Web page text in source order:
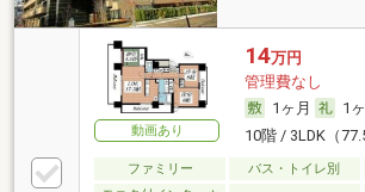
動画あり
14万円
管理費なし
1ヶ月
1
10階 / 3LDK（
ファミリー バス・トイレ別